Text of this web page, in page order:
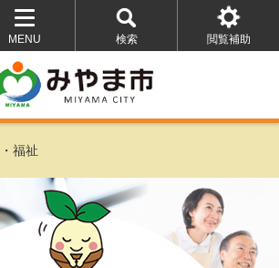
MENU
を
開
く
検索
を
開
く
閲覧補助
を
福祉